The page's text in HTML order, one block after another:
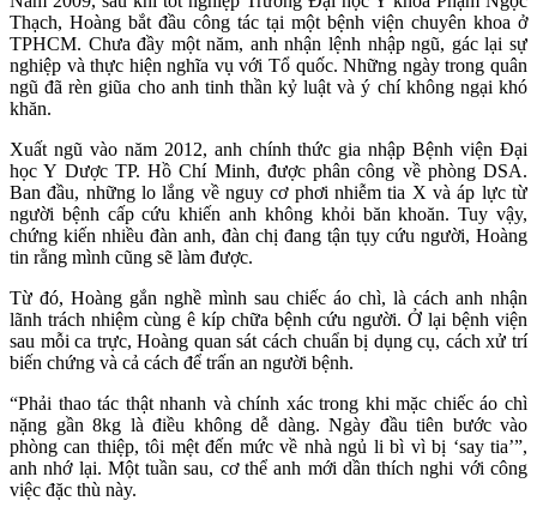
Thạch, Hoàng bắt đầu công tác tại một bệnh viện chuyên khoa ở
TPHCM. Chưa đầy một năm, anh nhận lệnh nhập ngũ, gác lại sự
nghiệp và thực hiện nghĩa vụ với Tổ quốc. Những ngày trong quân
ngũ đã rèn giũa cho anh tinh thần kỷ luật và ý chí không ngại khó
khăn.
Xuất ngũ vào năm 2012, anh chính thức gia nhập Bệnh viện Đại
học Y Dược TP. Hồ Chí Minh, được phân công về phòng DSA.
Ban đầu, những lo lắng về nguy cơ phơi nhiễm tia X và áp lực từ
người bệnh cấp cứu khiến anh không khỏi băn khoăn. Tuy vậy,
chứng kiến nhiều đàn anh, đàn chị đang tận tụy cứu người, Hoàng
tin rằng mình cũng sẽ làm được.
Từ đó, Hoàng gắn nghề mình sau chiếc áo chì, là cách anh nhận
lãnh trách nhiệm cùng ê kíp chữa bệnh cứu người. Ở lại bệnh viện
sau mỗi ca trực, Hoàng quan sát cách chuẩn bị dụng cụ, cách xử trí
biến chứng và cả cách để trấn an người bệnh.
“Phải thao tác thật nhanh và chính xác trong khi mặc chiếc áo chì
nặng gần 8kg là điều không dễ dàng. Ngày đầu tiên bước vào
phòng can thiệp, tôi mệt đến mức về nhà ngủ li bì vì bị ‘say tia’”,
anh nhớ lại. Một tuần sau, cơ thể anh mới dần thích nghi với công
việc đặc thù này.